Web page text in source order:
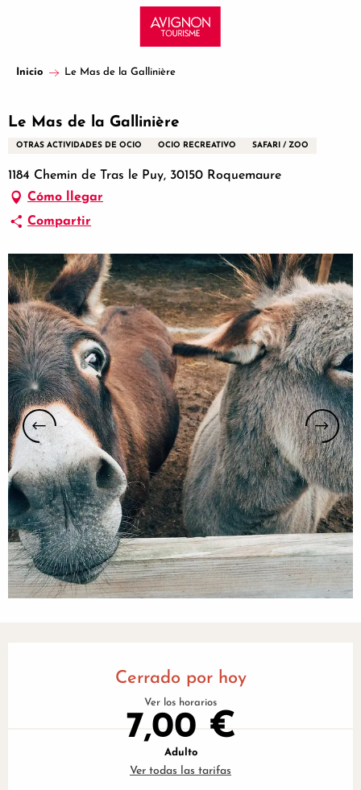
principal
Inicio Le Mas de la Gallinière
Le Mas de la Gallinière
OTRAS ACTIVIDADES DE OCIO OCIO RECREATIVO SAFARI / ZOO
1184 Chemin de Tras le Puy, 30150 Roquemaure
Cómo llegar
Compartir
Cerrado por hoy
Ver los horarios
7,00 €
Adulto
Ver todas las tarifas